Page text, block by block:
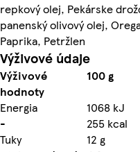
repkový olej, Pekárske
panenský olivový olej,
Paprika, Petržlen
Výživové údaje
Výživové
hodnoty
100 g
Energia
1068 kJ
-
255 kcal
Tuky
12 g